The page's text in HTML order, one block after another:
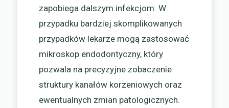
zapobiega dalszym infekcjom. W
przypadku bardziej skomplikowanych
przypadków lekarze mogą zastosować
mikroskop endodontyczny, który
pozwala na precyzyjne zobaczenie
struktury kanałów korzeniowych oraz
ewentualnych zmian patologicznych.